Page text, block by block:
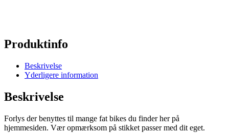
Produktinfo
Beskrivelse
Yderligere information
Beskrivelse
Forlys der benyttes til mange fat bikes du finder her på
hjemmesiden. Vær opmærksom på stikket passer med dit eget.